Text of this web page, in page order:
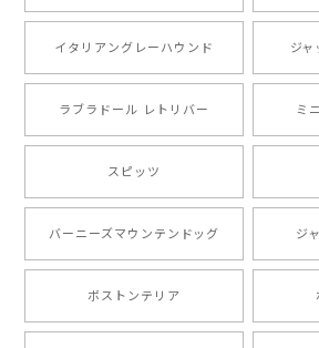
注文受領連絡が無かったのでハラハ
愛い商品が届きました！大満足です
りまして、元気な時の顔がそっくり
ました。ありがとうございました。
イタリアングレーハウンド ジ
ラブラドール レトリバー ミ
スピッツ
バーニーズマウンテンドッグ ジ
ボストンテリア